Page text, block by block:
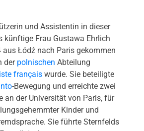
und Assistentin in dieser
künftige Frau Gustawa Ehrlich
aus Łódź nach Paris gekommen
der polnischen Abteilung
français wurde. Sie beteiligte
-Bewegung und erreichte zwei
an der Universität von Paris, für
Kinder und
Sie führte Sternfelds